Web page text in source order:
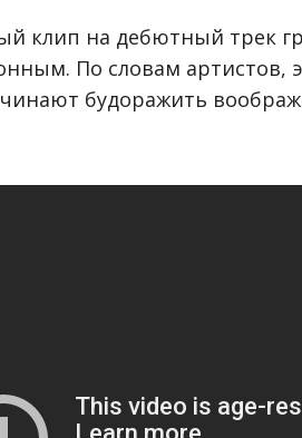
клип на дебютный трек
По словам артистов,
будоражить